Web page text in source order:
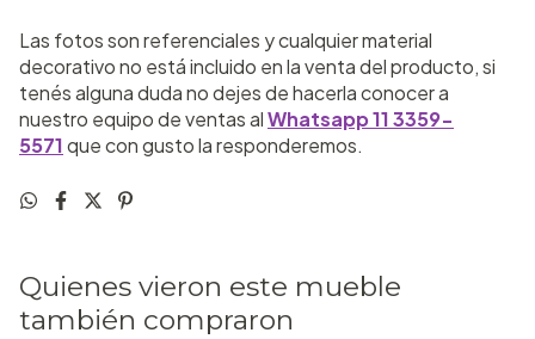
Las fotos son referenciales y cualquier material
decorativo no está incluido en la venta del producto, si
tenés alguna duda no dejes de hacerla conocer a
nuestro equipo de ventas alWhatsapp 11 3359-
5571que con gusto la responderemos.
Quienes vieron este mueble
también compraron